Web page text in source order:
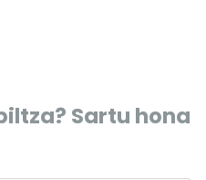
Sartu hona